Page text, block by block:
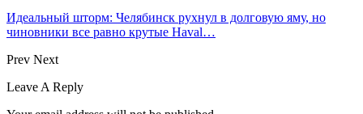
Идеальный шторм: Челябинск рухнул в долговую яму, но
чиновники все равно крутые Haval…
Prev Next
Leave A Reply